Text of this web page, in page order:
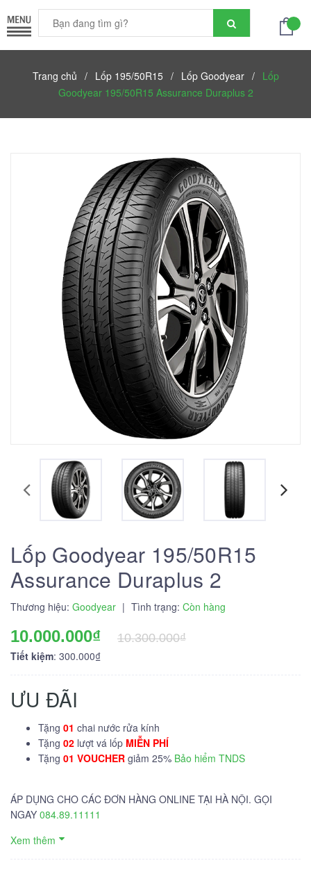
Trang chủ / Lốp 195/50R15 / Lốp Goodyear / Lốp
Goodyear 195/50R15 Assurance Duraplus 2
Lốp Goodyear 195/50R15
Assurance Duraplus 2
Thương hiệu: Goodyear | Tình trạng: Còn hàng
10.000.000₫
10.300.000₫
Tiết kiệm: 300.000₫
ƯU ĐÃI
Tặng 01 chai nước rửa kính
Tặng 02 lượt vá lốp MIỄN PHÍ
Tặng 01 VOUCHER giảm 25% Bảo hiểm TNDS
ÁP DỤNG CHO CÁC ĐƠN HÀNG ONLINE TẠI HÀ NỘI. GỌI
NGAY 084.89.11111
Xem thêm